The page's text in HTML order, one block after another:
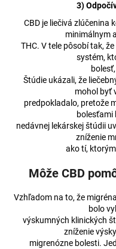
3)
CBD je liečivá zlúčenina
minimálnym
THC. V tele pôsobí tak,
systém,
Štúdie ukázali, že
mohol byť
predpokladalo, pretože
bolesťami
nedávnej lekárskej štúdii
zníženie
ako tí,
Môže CBD
Vzhľadom na to, že
bolo
výskumných klinických
zníženie
migrenózne bolesti.
HĽADAŤ
O
d